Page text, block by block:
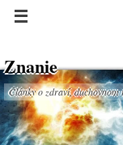
Znanie
Články o zdraví,